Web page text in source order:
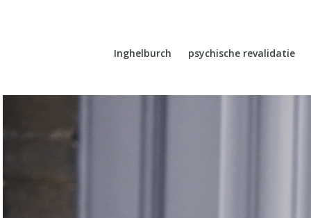
Inghelburch psychische revalidatie